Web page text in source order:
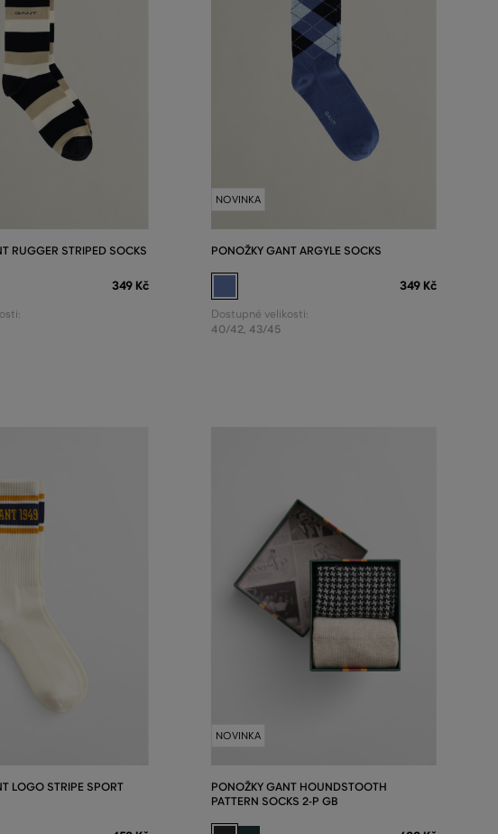
RUGGER STRIPED SOCKS
349 Kč
NOVINKA
PONOŽKY GANT ARGYLE SOCKS
349 Kč
Dostupné velikosti:
40/42, 43/45
LOGO STRIPE SPORT
NOVINKA
PONOŽKY GANT HOUNDSTOOTH
PATTERN SOCKS 2-P GB